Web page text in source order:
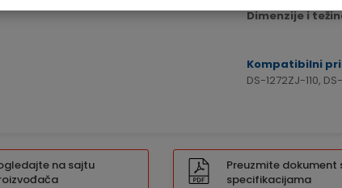
Dimenzije i
Kompatibilni
DS-1272ZJ-110,
na sajtu
Preuzmite dokument
specifikacijama